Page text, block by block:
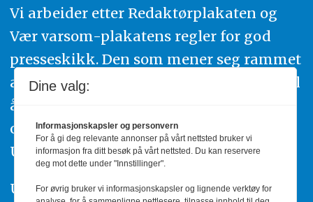
Vi arbeider etter Redaktørplakaten og
Vær varsom-plakatens regler for god
presseskikk. Den som mener seg rammet
av urettmessig publisering, oppfordres til
å ta kontakt med redaksjonen. Du kan
også klage inn saker til Pressens Faglige
Utvalg,www.pfu.no.
Utgiver: PBL
Dine valg:
Informasjonskapsler og personvern
For å gi deg relevante annonser på vårt nettsted bruker vi
informasjon fra ditt besøk på vårt nettsted. Du kan reservere
deg mot dette under "Innstillinger".
For øvrig bruker vi informasjonskapsler og lignende verktøy for